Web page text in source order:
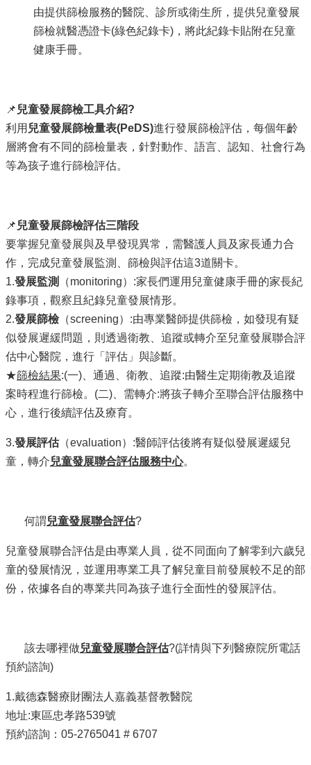
由提供篩檢服務的醫院、診所或衛生所，提供兒童發展
篩檢就醫憑證卡(綠色紀錄卡)，將此紀錄卡貼附在兒童
健康手冊。
📌 兒童發展篩檢工具介紹?
利用 兒童發展篩檢量表(PeDS)進行發展篩檢評估，每個年齡
層將會有不同的篩檢量表，針對動作、語言、認知、社會行為
等為孩子進行篩檢評估。
📌 兒童發展篩檢評估三階段
要掌握兒童發展與及早發現異常，需醫護人員及家長通力合
作，完成兒童發展監測、篩檢與評估這3道關卡。
1.發展監測
（monitoring）:家長們運用兒童健康手冊的家長紀
錄事項，觀察且紀錄兒童發展情形。
2.發展篩檢（screening）:由專業醫師提供篩檢，如發現有疑
似發展遲緩問題，則透過衛教、追蹤或轉介至兒童發展聯合評
估中心醫院，進行「評估」與診斷。
★篩檢結果:(一)、通過、衛教、追蹤:由醫生定期衛教及追蹤
案時程進行篩檢。(二)、需轉介:將孩子轉介至聯合評估服務中
心，進行後續評估及療育。
3.發展評估（evaluation）:醫師評估後將有疑似發展遲緩兒
童，轉介兒童發展聯合評估服務中心。
何謂兒童發展聯合評估?
兒童發展聯合評估是由專業人員，從不同面向了解零到六歲兒
童的發展情況，並運用專業工具了解兒童目前發展較不足的部
份，依據各自的專業共同為孩子進行全面性的發展評估。
該去哪裡做兒童發展聯合評估?(詳情與下列醫療院所電話
預約諮詢)
1.戴德森醫療財團法人嘉義基督教醫院
地址:東區忠孝路539號
預約諮詢：05-2765041 # 6707